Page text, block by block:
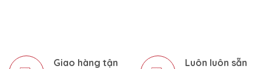
Giao hàng tận
Luôn luôn sẵn